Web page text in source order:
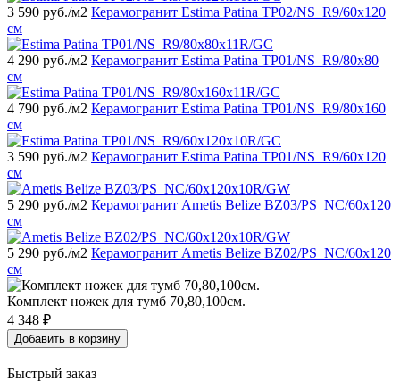
3 590 руб./м2 Керамогранит Estima Patina TP02/NS_R9/60x120
см
4 290 руб./м2 Керамогранит Estima Patina TP01/NS_R9/80x80
см
4 790 руб./м2 Керамогранит Estima Patina TP01/NS_R9/80x160
см
3 590 руб./м2 Керамогранит Estima Patina TP01/NS_R9/60x120
см
5 290 руб./м2 Керамогранит Ametis Belize BZ03/PS_NC/60x120
см
5 290 руб./м2 Керамогранит Ametis Belize BZ02/PS_NC/60x120
см
Комплект ножек для тумб 70,80,100см.
4 348 ₽
Добавить в корзину
Быстрый заказ